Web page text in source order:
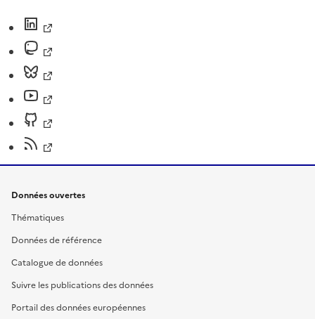
Données ouvertes
Thématiques
Données de référence
Catalogue de données
Suivre les publications des données
Portail des données européennes